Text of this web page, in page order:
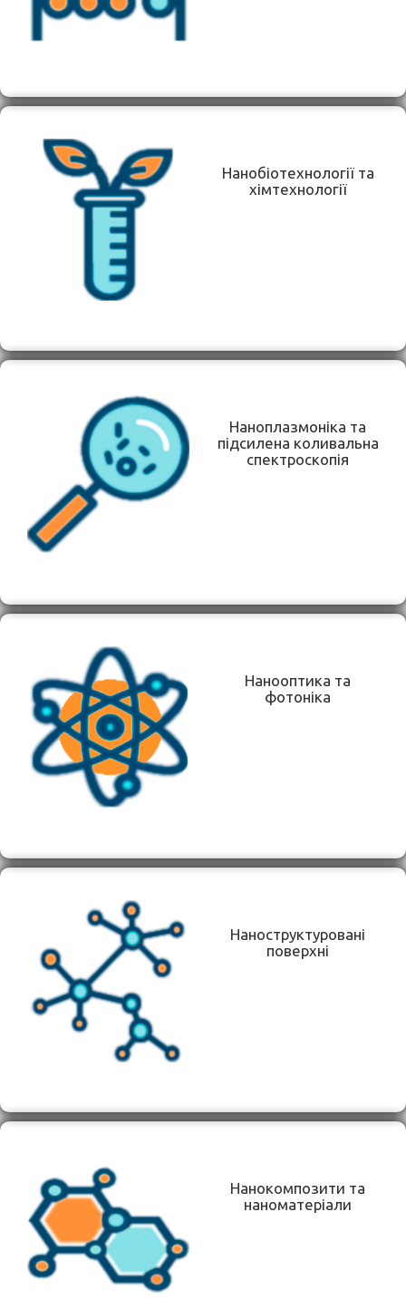
Нанобіотехнології та
хімтехнології
Наноплазмоніка та
підсилена коливальна
спектроскопія
Нанооптика та
фотоніка
Наноструктуровані
поверхні
Нанокомпозити та
наноматеріали